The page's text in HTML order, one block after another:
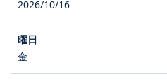
2026/10/16
金